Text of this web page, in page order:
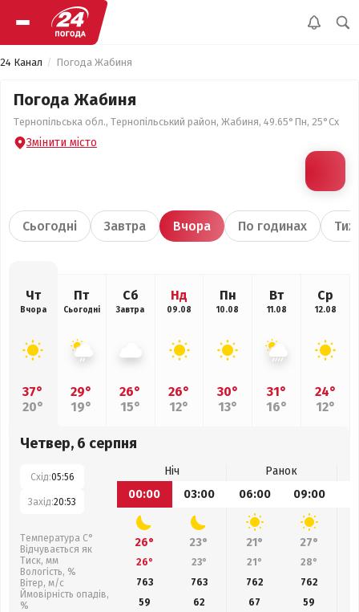
24 Канал Погода Жабиня
Погода Жабиня
Тернопільська обл., Тернопільський район, Жабиня, 49.65°Пн, 25°Сх
Змінити місто
Сьогодні Завтра Вчора По годинах
Чт
Вчора
37°
20°
Пт
Сьогодні
29°
19°
Сб
Завтра
26°
15°
Нд
09.08
26°
12°
Пн
10.08
30°
13°
Вт
11.08
31°
16°
Ср
12.08
24°
12°
Четвер, 6 серпня
Схід:05:56
Захід:20:53
Температура С°
Відчувається як
Тиск, мм
Вологість, %
Вітер, м/с
Ймовірність опадів,
%
Ніч
Ранок
00:00
03:00 06:00 09:00
26° 23° 21° 27°
26° 23° 21° 28°
763
763 762 762
59
62 67 59